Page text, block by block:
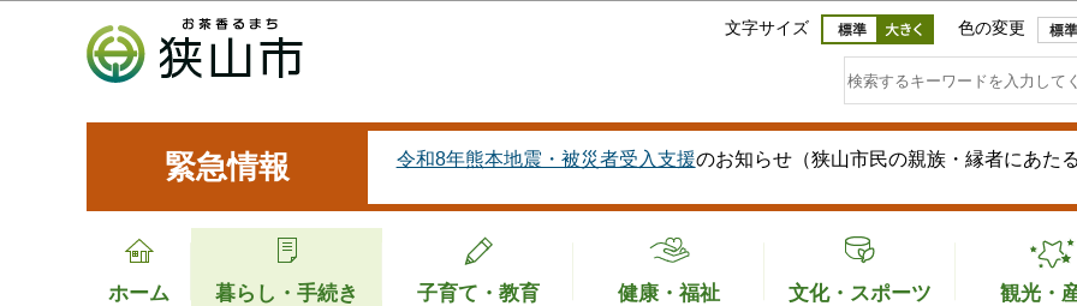
このページの本文へ移動
文字サイズ 色の変更
緊急情報 令和8年熊本地震・被災者受入支援のお知らせ（狭山市民の親族・縁者にあた
ホーム 暮らし・手続き 子育て・教育 健康・福祉 文化・スポーツ 観光・